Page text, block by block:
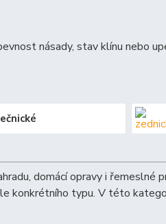
násady, stav klínu nebo
domácí opravy i řemeslné
konkrétního typu. V této